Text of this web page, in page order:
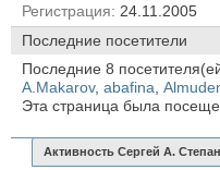
Регистрация
24.11.2005
Последние посетители
Последние 8
A.Makarov, abafina
Эта страница была
Активность Сергей А.